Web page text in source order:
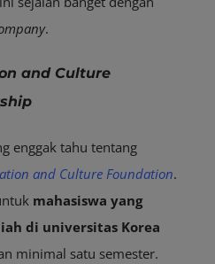
.
and Culture
enggak tahu tentang
and Culture Foundation.
mahasiswa yang
di universitas Korea
minimal satu semester.